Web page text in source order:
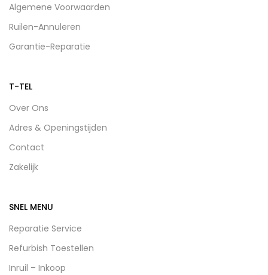
Algemene Voorwaarden
Ruilen-Annuleren
Garantie-Reparatie
T-TEL
Over Ons
Adres & Openingstijden
Contact
Zakelijk
SNEL MENU
Reparatie Service
Refurbish Toestellen
Inruil – Inkoop